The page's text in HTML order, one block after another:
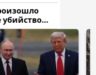
купить?
убийство